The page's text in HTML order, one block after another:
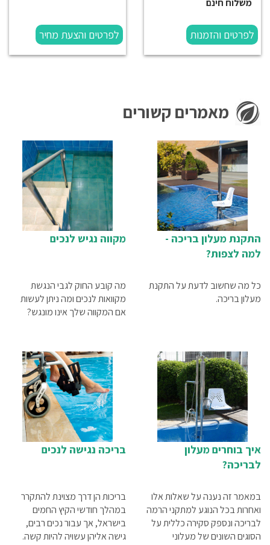
משלוח חינם
לפרטים והזמנות לפרטים והצעת מחיר
מאמרים קשורים
התקנת מעלון בריכה -
למה לצפות?
כל מה שחשוב לדעת על התקנת
מעלון בריכה.
מקווה נגיש לנכים
מה קובע החוק לגבי הנגשת
מקוואות לנכים ומה ניתן לעשות
אם המקווה שלך אינו מונגש?
איך בוחרים מעלון
לבריכה?
במאמר זה נענה על שאלות אלו
ואחרות בכל הנוגע למתקני הרמה
לבריכה ונספק סקירה כללית על
הסוגים השונים של מעלוני
בריכה נגישה לנכים
בריכות הן דרך מצוינת להתקרר
במהלך חודשי הקיץ החמים
בישראל, אך עבור נכים רבים,
גישה אליהן עשויה להיות קשה.